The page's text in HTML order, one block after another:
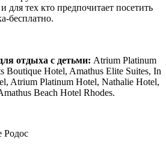
для тех кто предпочитает посетить
бесплатно.
отдыха с детьми: Atrium Platinum
Boutique Hotel, Amathus Elite Suites, In
Atrium Platinum Hotel, Nathalie Hotel,
Beach Hotel Rhodes.